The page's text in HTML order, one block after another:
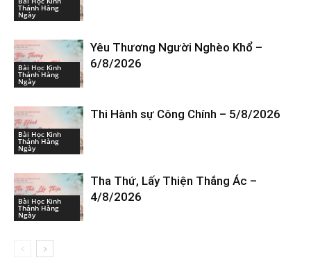
Thánh Hàng
Ngày
Bài Học Kinh
Thánh Hàng
Ngày
Yêu Thương Người Nghèo Khổ –
6/8/2026
Bài Học Kinh
Thánh Hàng
Ngày
Thi Hành sự Công Chính – 5/8/2026
Bài Học Kinh
Thánh Hàng
Ngày
Tha Thứ, Lấy Thiện Thắng Ác –
4/8/2026